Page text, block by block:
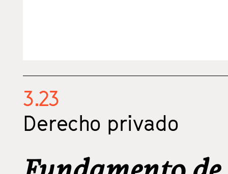
3.23
Derecho privado